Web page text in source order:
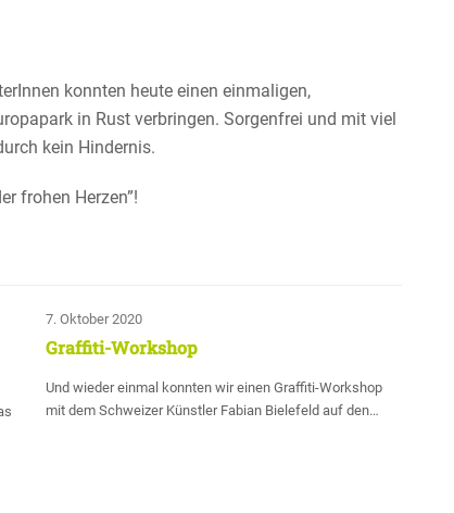
konnten heute einen einma­ligen,
in Rust verbringen. Sorgen­frei und mit viel
kein Hindernis.
frohen Herzen”!
7. Oktober 2020
Graffiti-Workshop
Und wieder einmal konnten wir einen Graffiti-Workshop
mit dem Schweizer Künstler Fabian Bielefeld auf den…